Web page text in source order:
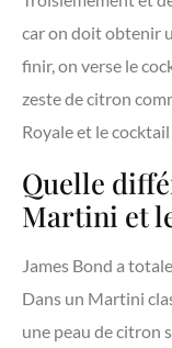
car on doit obtenir
finir, on verse le
zeste de citron
Royale et le
Quelle
Martini et
James Bond a
Dans un Martini
une peau de citron